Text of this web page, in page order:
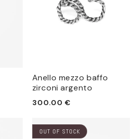
Anello mezzo baffo
zirconi argento
Prezzo
listino
300.00 €
OUT OF STOCK